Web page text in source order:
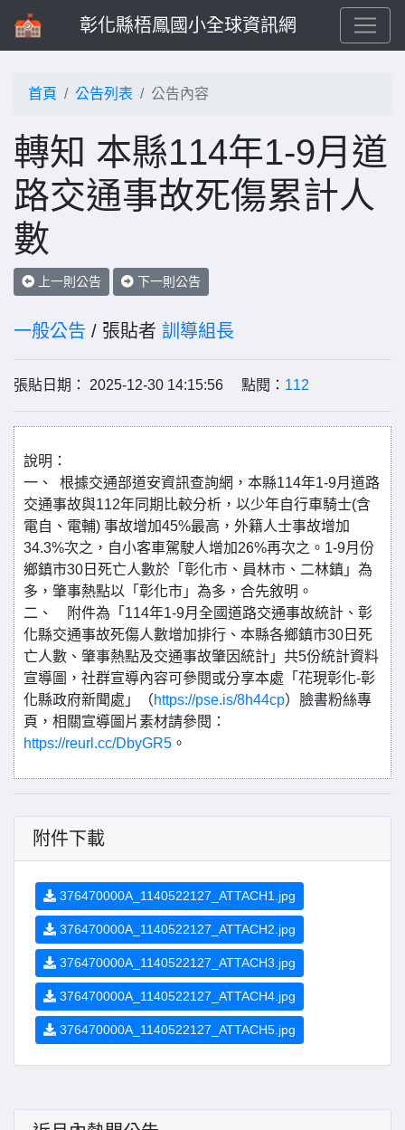
彰化縣梧鳳國小全球資訊網
首頁 公告列表 公告內容
轉知 本縣114年1-9月道
路交通事故死傷累計人
數
上一則公告 下一則公告
一般公告 / 張貼者 訓導組長
張貼日期： 2025-12-30 14:15:56 點閱： 112
說明：
一、 根據交通部道安資訊查詢網，本縣114年1-9月道路
交通事故與112年同期比較分析，以少年自行車騎士(含
電自、電輔) 事故增加45%最高，外籍人士事故增加
34.3%次之，自小客車駕駛人增加26%再次之。1-9月份
鄉鎮市30日死亡人數於「彰化市、員林市、二林鎮」為
多，肇事熱點以「彰化市」為多，合先敘明。
二、 附件為「114年1-9月全國道路交通事故統計、彰
化縣交通事故死傷人數增加排行、本縣各鄉鎮市30日死
亡人數、肇事熱點及交通事故肇因統計」共5份統計資料
宣導圖，社群宣導內容可參閱或分享本處「花現彰化-彰
化縣政府新聞處」（https://pse.is/8h44cp）臉書粉絲專
頁，相關宣導圖片素材請參閱：
https://reurl.cc/DbyGR5 。
附件下載
376470000A_1140522127_ATTACH1.jpg
376470000A_1140522127_ATTACH2.jpg
376470000A_1140522127_ATTACH3.jpg
376470000A_1140522127_ATTACH4.jpg
376470000A_1140522127_ATTACH5.jpg